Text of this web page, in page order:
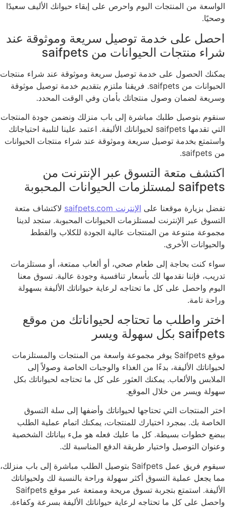
الواسعة من المنتجات اليوم واحرص على إبقاء حيوانك الأليف سعيدًا
وصحيًا.
احصل على خدمة توصيل سريعة وموثوقة عند
شراء منتجات الحيوانات من saifpets
يمكنك الحصول على خدمة توصيل سريعة وموثوقة عند شراء منتجات
الحيوانات من saifpets. فريقنا ملتزم بتقديم خدمة توصيل موثوقة
وسريعة لضمان وصول منتجاتك بأمان وفي الوقت المحدد.
سنقوم بتوصيل طلبك مباشرة إلى باب منزلك ونضمن جودة المنتجات
التي تقدمها saifpets لحيواناتك الأليفة. اعتمد علينا لتلبية احتياجاتك
واستمتع بخدمة توصيل سريعة وموثوقة عند شراء منتجات الحيوانات
من saifpets.
اكتشف متعة التسوق عبر الإنترنت من
saifpets لمستلزمات الحيوانات المحبوبة
تفضل بزيارة موقعنا على الإنترنت saifpets.com
لاكتشاف متعة
التسوق عبر الإنترنت لمستلزمات الحيوانات المحبوبة. ستجد لدينا
مجموعة متنوعة من المنتجات عالية الجودة للكلاب والقطط
والحيوانات الأخرى.
سواء كنت بحاجة إلى طعام صحي، أو ألعاب ممتعة، أو مستلزمات
تدريب، فإننا نقدمها لك بأسعار تنافسية وجودة عالية. تسوق معنا
اليوم واحصل على كل ما تحتاجه لرعاية حيواناتك الأليفة بسهولة
وراحة تامة.
اختر واطلب ما تحتاجه لحيواناتك من موقع
saifpets بكل سهولة ويسر
موقع Saifpets يوفر مجموعة واسعة من المنتجات والمستلزمات
لحيواناتك الأليفة، بدءًا من الغذاء والوجبات الخاصة وصولاً إلى
الملابس والألعاب. يمكنك العثور على كل ما تحتاجه لحيواناتك بكل
سهولة ويسر من خلال الموقع.
اختر المنتجات التي تحتاجها لحيواناتك وأضفها إلى سلة التسوق
الخاصة بك. بمجرد اختيارك للمنتجات، يمكنك اتمام عملية الطلب
ببضع خطوات بسيطة. كل ما عليك فعله هو ملء بياناتك الشخصية
وعنوان التوصيل واختيار طريقة الدفع المناسبة لك.
سيقوم فريق عمل Saifpets بتوصيل الطلب مباشرة إلى باب منزلك،
مما يجعل عملية التسوق أكثر سهولة وراحة بالنسبة لك ولحيواناتك
الأليفة. استمتع بتجربة تسوق مريحة وممتعة عبر موقع Saifpets
واحصل على كل ما تحتاجه لرعاية حيواناتك الأليفة بسرعة وكفاءة.